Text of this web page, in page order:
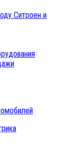
Ситроен и